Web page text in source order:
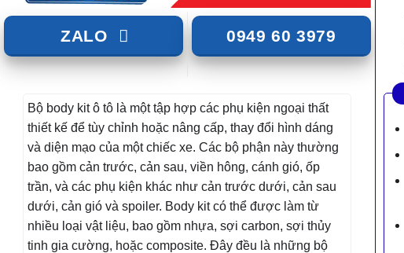
ZALO 0949 60 3979
Bộ body kit ô tô là một tập hợp các phụ kiện ngoại thất
thiết kế để tùy chỉnh hoặc nâng cấp, thay đổi hình dáng
và diện mạo của một chiếc xe. Các bộ phận này thường
bao gồm cản trước, cản sau, viền hông, cánh gió, ốp
trần, và các phụ kiện khác như cản trước dưới, cản sau
dưới, cản gió và spoiler. Body kit có thể được làm từ
nhiều loại vật liệu, bao gồm nhựa, sợi carbon, sợi thủy
tinh gia cường, hoặc composite. Đây đều là những bộ